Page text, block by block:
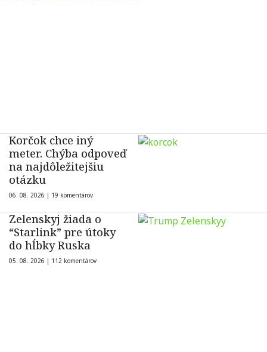
Korčok chce iný
meter. Chýba odpoveď
na najdôležitejšiu
otázku
06. 08. 2026 | 19 komentárov
Zelenskyj žiada o
“Starlink” pre útoky
do hĺbky Ruska
05. 08. 2026 | 112 komentárov